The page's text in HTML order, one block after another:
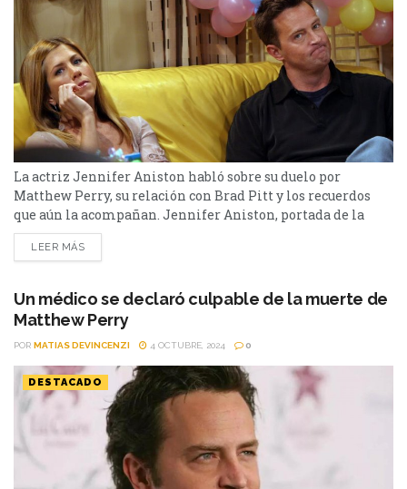
La actriz Jennifer Aniston habló sobre su duelo por
Matthew Perry, su relación con Brad Pitt y los recuerdos
que aún la acompañan. Jennifer Aniston, portada de la
nueva edición de Vanity Fair, abrió su corazón para repasar
momentos clave de su vida: desde el huracán mediático
siente...
LEER MÁS
Un médico se declaró culpable de la muerte de
Matthew Perry
POR MATIAS DEVINCENZI 4 OCTUBRE, 2024 0
DESTACADO